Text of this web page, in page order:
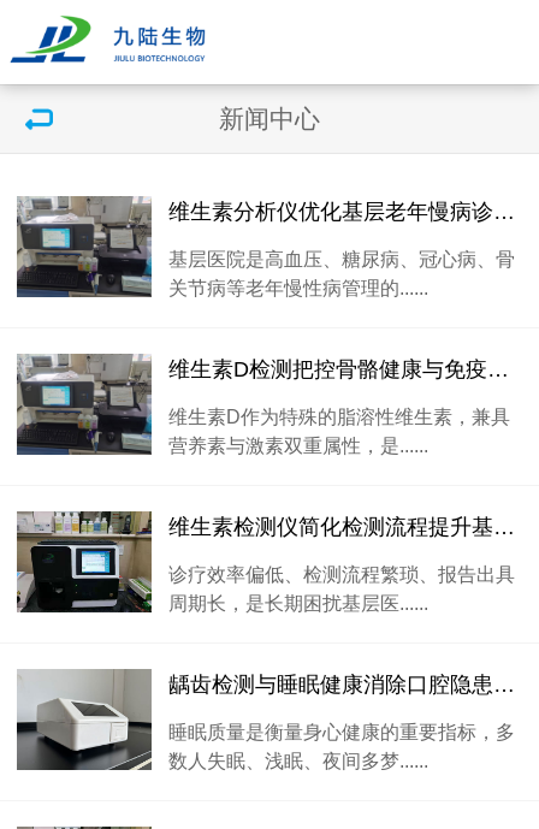
新闻中心
维生素分析仪优化基层老年慢病诊疗康复体系
基层医院是高血压、糖尿病、冠心病、骨
关节病等老年慢性病管理的......
维生素D检测把控骨骼健康与免疫平衡的核心指标
维生素D作为特殊的脂溶性维生素，兼具
营养素与激素双重属性，是......
维生素检测仪简化检测流程提升基层医院诊疗服务效率
诊疗效率偏低、检测流程繁琐、报告出具
周期长，是长期困扰基层医......
龋齿检测与睡眠健康消除口腔隐患改善睡眠质量
睡眠质量是衡量身心健康的重要指标，多
数人失眠、浅眠、夜间多梦......